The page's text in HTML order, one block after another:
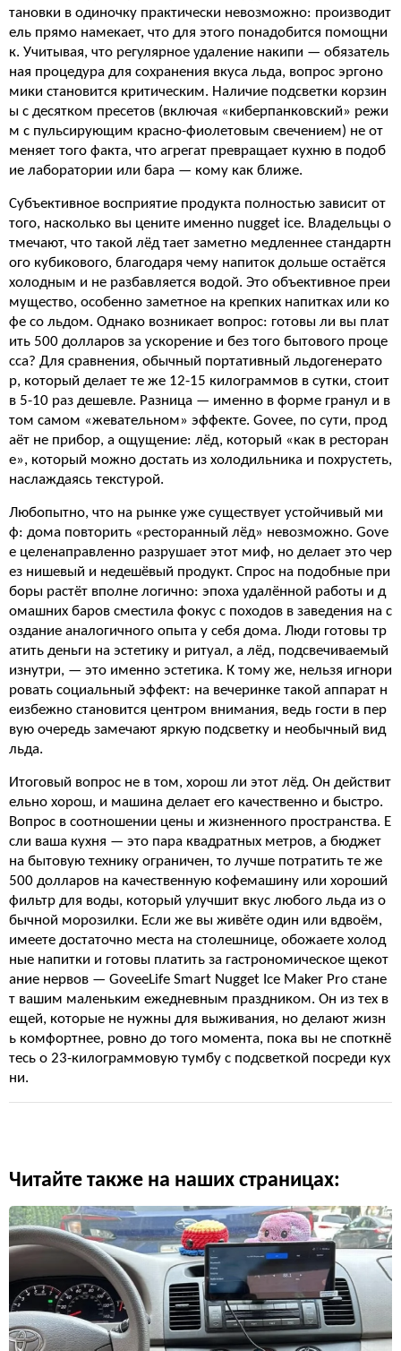
тановки в одиночку практически невозможно: производит
ель прямо намекает, что для этого понадобится помощни
к. Учитывая, что регулярное удаление накипи — обязатель
ная процедура для сохранения вкуса льда, вопрос эргоно
мики становится критическим. Наличие подсветки корзин
ы с десятком пресетов (включая «киберпанковский» режи
м с пульсирующим красно-фиолетовым свечением) не от
меняет того факта, что агрегат превращает кухню в подоб
ие лаборатории или бара — кому как ближе.
Субъективное восприятие продукта полностью зависит от
того, насколько вы цените именно nugget ice. Владельцы о
тмечают, что такой лёд тает заметно медленнее стандартн
ого кубикового, благодаря чему напиток дольше остаётся
холодным и не разбавляется водой. Это объективное преи
мущество, особенно заметное на крепких напитках или ко
фе со льдом. Однако возникает вопрос: готовы ли вы плат
ить 500 долларов за ускорение и без того бытового проце
сса? Для сравнения, обычный портативный льдогенерато
р, который делает те же 12-15 килограммов в сутки, стоит
в 5-10 раз дешевле. Разница — именно в форме гранул и в
том самом «жевательном» эффекте. Govee, по сути, прод
аёт не прибор, а ощущение: лёд, который «как в ресторан
е», который можно достать из холодильника и похрустеть,
наслаждаясь текстурой.
Любопытно, что на рынке уже существует устойчивый ми
ф: дома повторить «ресторанный лёд» невозможно. Gove
e целенаправленно разрушает этот миф, но делает это чер
ез нишевый и недешёвый продукт. Спрос на подобные при
боры растёт вполне логично: эпоха удалённой работы и д
омашних баров сместила фокус с походов в заведения на с
оздание аналогичного опыта у себя дома. Люди готовы тр
атить деньги на эстетику и ритуал, а лёд, подсвечиваемый
изнутри, — это именно эстетика. К тому же, нельзя игнори
ровать социальный эффект: на вечеринке такой аппарат н
еизбежно становится центром внимания, ведь гости в пер
вую очередь замечают яркую подсветку и необычный вид
льда.
Итоговый вопрос не в том, хорош ли этот лёд. Он действит
ельно хорош, и машина делает его качественно и быстро.
Вопрос в соотношении цены и жизненного пространства. Е
сли ваша кухня — это пара квадратных метров, а бюджет
на бытовую технику ограничен, то лучше потратить те же
500 долларов на качественную кофемашину или хороший
фильтр для воды, который улучшит вкус любого льда из о
бычной морозилки. Если же вы живёте один или вдвоём,
имеете достаточно места на столешнице, обожаете холод
ные напитки и готовы платить за гастрономическое щекот
ание нервов — GoveeLife Smart Nugget Ice Maker Pro стане
т вашим маленьким ежедневным праздником. Он из тех в
ещей, которые не нужны для выживания, но делают жизн
ь комфортнее, ровно до того момента, пока вы не споткнё
тесь о 23-килограммовую тумбу с подсветкой посреди кух
ни.
Читайте также на наших страницах: